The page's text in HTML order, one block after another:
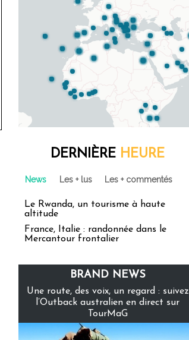
DERNIÈRE HEURE
News Les + lus Les + commentés
Le Rwanda, un tourisme à haute
altitude
France, Italie : randonnée dans le
Mercantour frontalier
BRAND NEWS
Une route, des voix, un regard : suivez
l’Outback australien en direct sur
TourMaG